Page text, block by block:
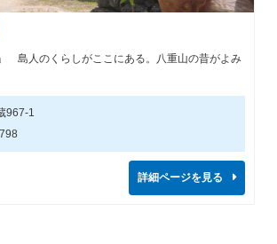
島人のくらしがここにある。八重山の昔がよみ
967-1
詳細ページを見る